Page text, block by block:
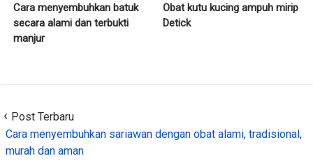
Cara menyembuhkan batuk
secara alami dan terbukti
manjur
Obat kutu kucing ampuh mirip
Detick
Post Terbaru
Cara menyembuhkan sariawan dengan obat alami, tradisional,
murah dan aman